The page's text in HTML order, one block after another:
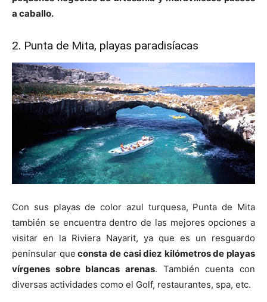
a caballo.
2. Punta de Mita, playas paradisíacas
Con sus playas de color azul turquesa, Punta de Mita
también se encuentra dentro de las mejores opciones a
visitar en la Riviera Nayarit, ya que es un resguardo
peninsular que consta de casi diez kilómetros de playas
vírgenes sobre blancas arenas. También cuenta con
diversas actividades como el Golf, restaurantes, spa, etc.